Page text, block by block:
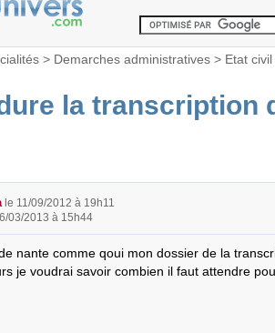
> Demarches administratives> Etat civil
la transcription
le 11/09/2012 à 19h11
03/2013 à 15h44
nante comme qoui mon dossier de la
je voudrai savoir combien il faut attendre